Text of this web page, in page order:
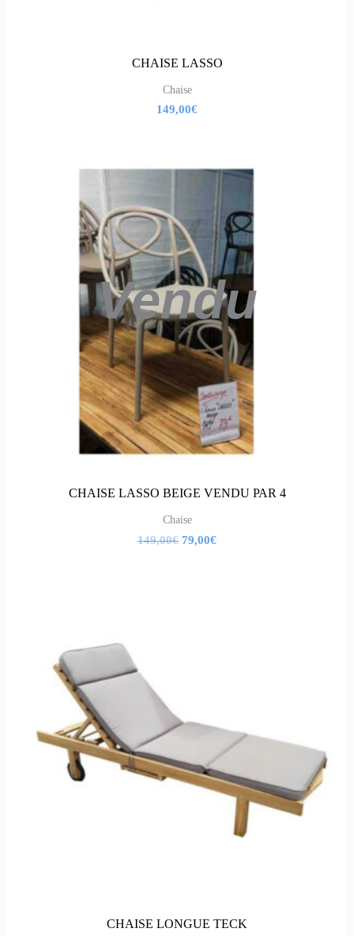
CHAISE LASSO
Chaise
149,00€
Vendu
CHAISE LASSO BEIGE VENDU PAR 4
Chaise
149,00€
149,00€.
79,00€
prix
79,00€.
CHAISE LONGUE TECK